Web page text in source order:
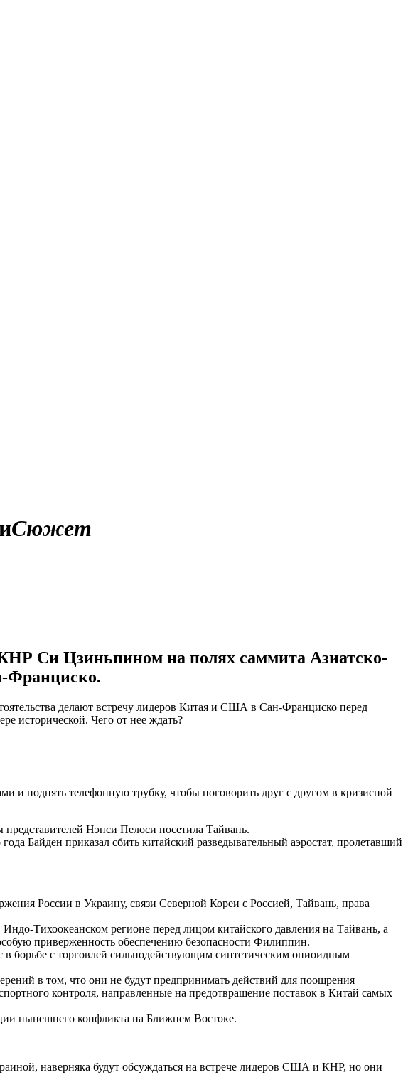
Сюжет
Си Цзиньпином на полях саммита Азиатско-
Франциско.
делают встречу лидеров Китая и США в Сан-Франциско перед
исторической. Чего от нее ждать?
и поднять телефонную трубку, чтобы поговорить друг с другом в кризисной
Нэнси Пелоси посетила Тайвань.
Байден приказал сбить китайский разведывательный аэростат, пролетавший
России в Украину, связи Северной Кореи с Россией, Тайвань, права
Тихоокеанском регионе перед лицом китайского давления на Тайвань, а
приверженность обеспечению безопасности Филиппин.
в борьбе с торговлей сильнодействующим синтетическим опиоидным
в том, что они не будут предпринимать действий для поощрения
контроля, направленные на предотвращение поставок в Китай самых
нынешнего конфликта на Ближнем Востоке.
наверняка будут обсуждаться на встрече лидеров США и КНР, но они